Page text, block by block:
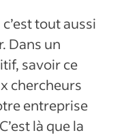
tout aussi
Dans un
savoir ce
chercheurs
entreprise
là que la